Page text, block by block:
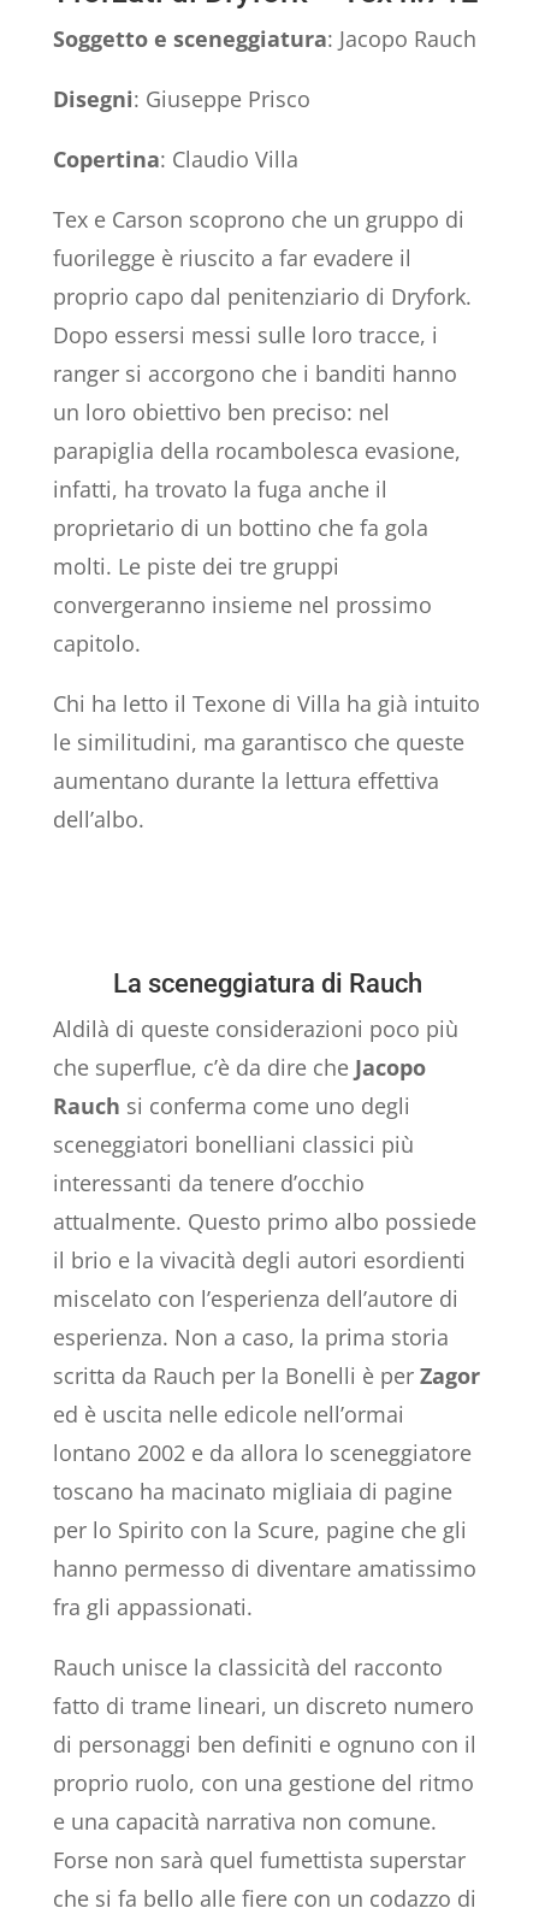
Soggetto e sceneggiatura: Jacopo Rauch
Disegni: Giuseppe Prisco
Copertina: Claudio Villa
Tex e Carson scoprono che un gruppo di
fuorilegge è riuscito a far evadere il
proprio capo dal penitenziario di Dryfork.
Dopo essersi messi sulle loro tracce, i
ranger si accorgono che i banditi hanno
un loro obiettivo ben preciso: nel
parapiglia della rocambolesca evasione,
infatti, ha trovato la fuga anche il
proprietario di un bottino che fa gola
molti. Le piste dei tre gruppi
convergeranno insieme nel prossimo
capitolo.
Chi ha letto il Texone di Villa ha già intuito
le similitudini, ma garantisco che queste
aumentano durante la lettura effettiva
dell’albo.
La sceneggiatura di Rauch
Aldilà di queste considerazioni poco più
che superflue, c’è da dire che Jacopo
Rauch si conferma come uno degli
sceneggiatori bonelliani classici più
interessanti da tenere d’occhio
attualmente. Questo primo albo possiede
il brio e la vivacità degli autori esordienti
miscelato con l’esperienza dell’autore di
esperienza. Non a caso, la prima storia
scritta da Rauch per la Bonelli è per Zagor
ed è uscita nelle edicole nell’ormai
lontano 2002 e da allora lo sceneggiatore
toscano ha macinato migliaia di pagine
per lo Spirito con la Scure, pagine che gli
hanno permesso di diventare amatissimo
fra gli appassionati.
Rauch unisce la classicità del racconto
fatto di trame lineari, un discreto numero
di personaggi ben definiti e ognuno con il
proprio ruolo, con una gestione del ritmo
e una capacità narrativa non comune.
Forse non sarà quel fumettista superstar
che si fa bello alle fiere con un codazzo di